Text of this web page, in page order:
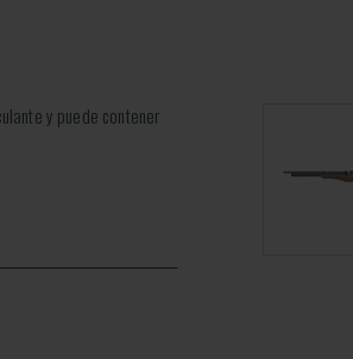
y puede contener